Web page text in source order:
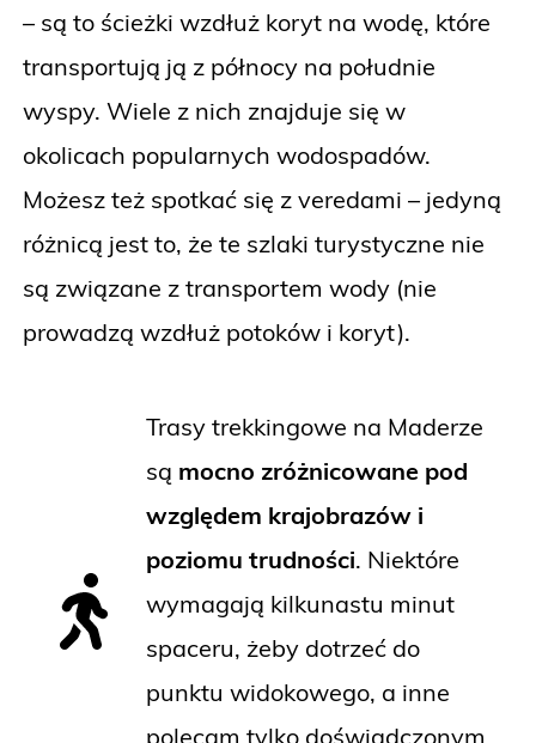
– są to ścieżki wzdłuż koryt na wodę, które
transportują ją z północy na południe
wyspy. Wiele z nich znajduje się w
okolicach popularnych wodospadów.
Możesz też spotkać się z veredami – jedyną
różnicą jest to, że te szlaki turystyczne nie
są związane z transportem wody (nie
prowadzą wzdłuż potoków i koryt).
Trasy trekkingowe na Maderze
są mocno zróżnicowane pod
względem krajobrazów i
poziomu trudności. Niektóre
wymagają kilkunastu minut
spaceru, żeby dotrzeć do
punktu widokowego, a inne
polecam tylko doświadczonym